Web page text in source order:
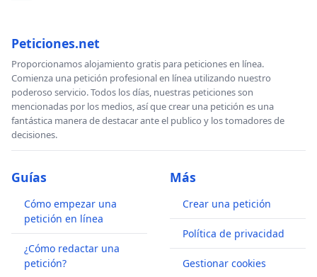
Peticiones.net
Proporcionamos alojamiento gratis para peticiones en línea.
Comienza una petición profesional en línea utilizando nuestro
poderoso servicio. Todos los días, nuestras peticiones son
mencionadas por los medios, así que crear una petición es una
fantástica manera de destacar ante el publico y los tomadores de
decisiones.
Guías
Cómo empezar una
petición en línea
¿Cómo redactar una
petición?
Más
Crear una petición
Política de privacidad
Gestionar cookies